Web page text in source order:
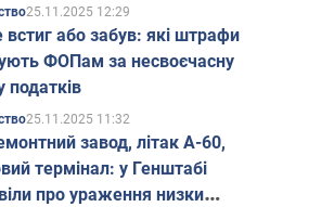
25.11.2025 12:29
встиг або забув: які штрафи
ФОПам за несвоєчасну
податків
25.11.2025 11:32
завод, літак А-60,
термінал: у Генштабі
про ураження низки